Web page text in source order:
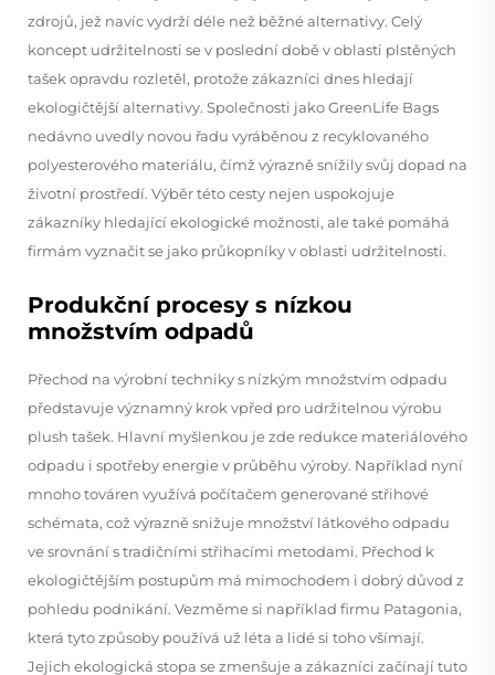
zdrojů, jež navíc vydrží déle než běžné alternativy. Celý
koncept udržitelnosti se v poslední době v oblasti plstěných
tašek opravdu rozletěl, protože zákazníci dnes hledají
ekologičtější alternativy. Společnosti jako GreenLife Bags
nedávno uvedly novou řadu vyráběnou z recyklovaného
polyesterového materiálu, čímž výrazně snížily svůj dopad na
životní prostředí. Výběr této cesty nejen uspokojuje
zákazníky hledající ekologické možnosti, ale také pomáhá
firmám vyznačit se jako průkopníky v oblasti udržitelnosti.
Produkční procesy s nízkou
množstvím odpadů
Přechod na výrobní techniky s nízkým množstvím odpadu
představuje významný krok vpřed pro udržitelnou výrobu
plush tašek. Hlavní myšlenkou je zde redukce materiálového
odpadu i spotřeby energie v průběhu výroby. Například nyní
mnoho továren využívá počítačem generované střihové
schémata, což výrazně snižuje množství látkového odpadu
ve srovnání s tradičními střihacími metodami. Přechod k
ekologičtějším postupům má mimochodem i dobrý důvod z
pohledu podnikání. Vezměme si například firmu Patagonia,
která tyto způsoby používá už léta a lidé si toho všímají.
Jejich ekologická stopa se zmenšuje a zákazníci začínají tuto